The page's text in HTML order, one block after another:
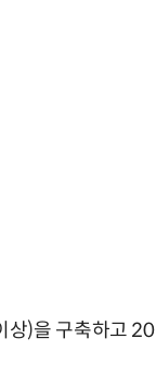
상)을 구축하고 20